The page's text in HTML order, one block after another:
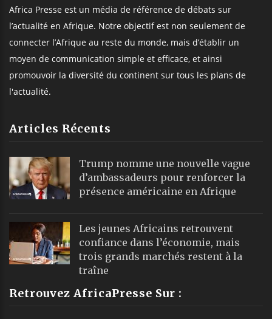
Africa Presse est un média de référence de débats sur
l’actualité en Afrique. Notre objectif est non seulement de
connecter l’Afrique au reste du monde, mais d’établir un
moyen de communication simple et efficace, et ainsi
promouvoir la diversité du continent sur tous les plans de
l'actualité.
Articles Récents
Trump nomme une nouvelle vague
d’ambassadeurs pour renforcer la
présence américaine en Afrique
Les jeunes Africains retrouvent
confiance dans l’économie, mais
trois grands marchés restent à la
traîne
Retrouvez AfricaPresse Sur :